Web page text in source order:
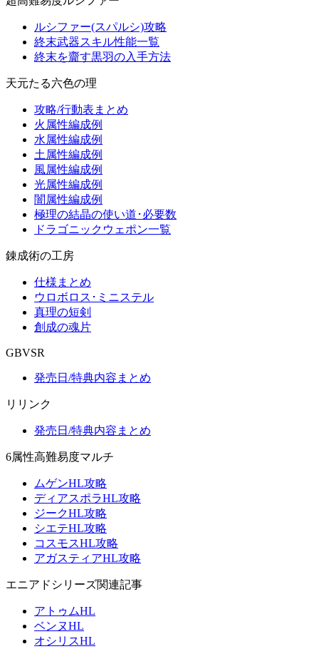
ルシファー(スパルシ)攻略
終末武器スキル性能一覧
終末を齎す黒羽の入手方法
天元たる六色の理
攻略/行動表まとめ
火属性編成例
水属性編成例
土属性編成例
風属性編成例
光属性編成例
闇属性編成例
極理の結晶の使い道･必要数
ドラゴニックウェポン一覧
錬成術の工房
仕様まとめ
ウロボロス･ミニステル
真理の短剣
創成の魂片
GBVSR
発売日/特典内容まとめ
リリンク
発売日/特典内容まとめ
6属性高難易度マルチ
ムゲンHL攻略
ディアスポラHL攻略
ジークHL攻略
シエテHL攻略
コスモスHL攻略
アガスティアHL攻略
エニアドシリーズ関連記事
アトゥムHL
ベンヌHL
オシリスHL